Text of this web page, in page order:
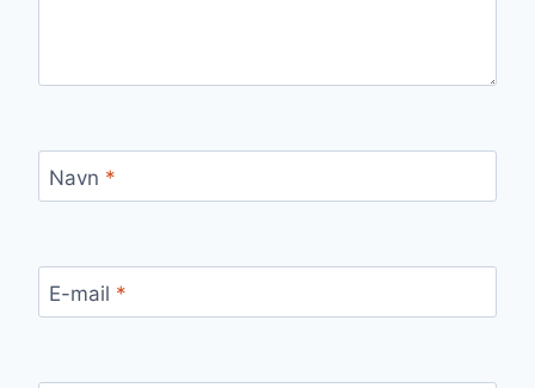
Navn *
E-mail *